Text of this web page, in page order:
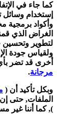
كما جاء في
إستخدام وسائل
وأكواد
الغراض الذي
لتطوير وتحسين
ولقياس جودة
أخرى قد تضر
مرجانة.
وبكل تأكيد أن (
الملفات, حتى
), كما أننا غير